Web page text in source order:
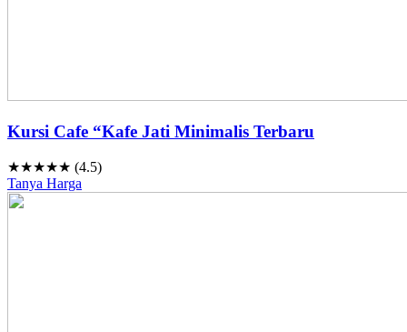
Kursi Cafe “Kafe Jati Minimalis Terbaru
★★★★★ (4.5)
Tanya Harga